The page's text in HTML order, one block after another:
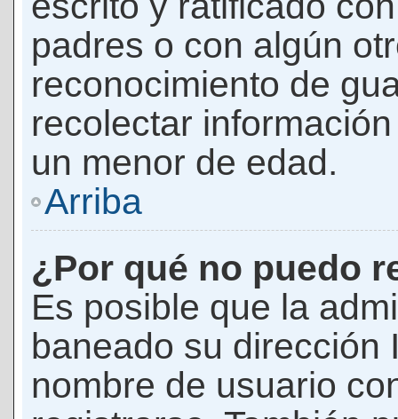
padres o con algún
reconocimiento de
recolectar
un menor de edad.
Arriba
¿Por qué no puedo
Es posible que la
baneado su dirección
nombre de usuario